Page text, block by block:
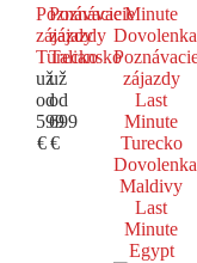
Poznávacie
zájazdy
Turecko
už
od
599
€
Poznávacie
zájazdy
Taliansko
už
od
699
€
Minute
Dovolenka
zájazdy
Last
Minute
Turecko
Dovolenka
Maldivy
Last
Minute
Egypt